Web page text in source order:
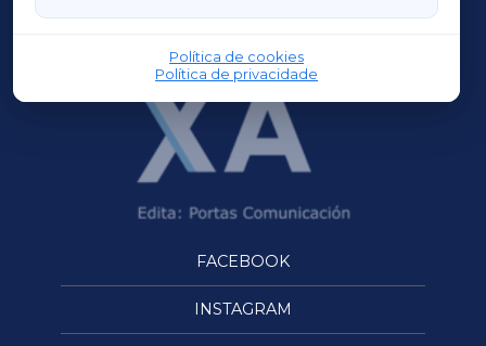
Política de cookies
Política de privacidade
OURENSEXA
FACEBOOK
INSTAGRAM